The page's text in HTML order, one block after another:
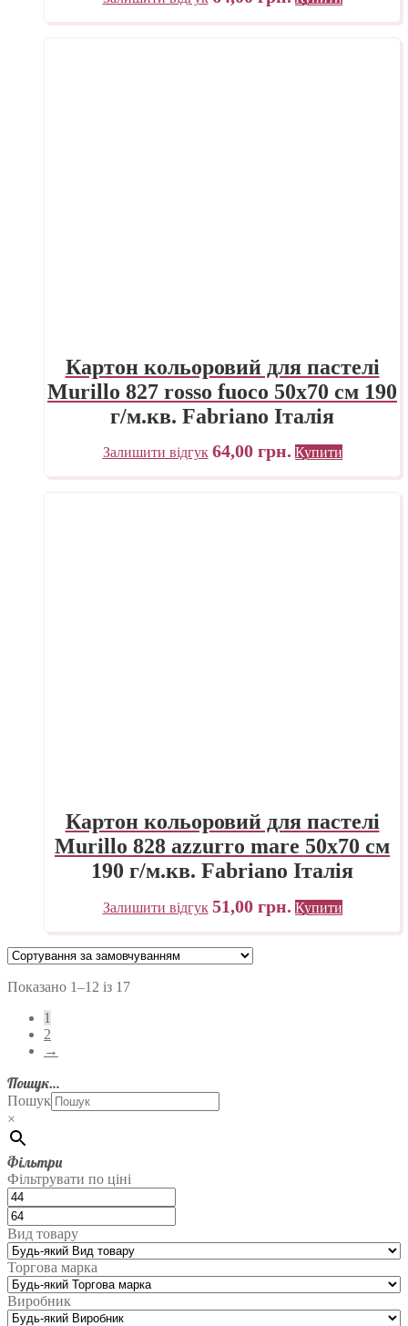
Картон кольоровий для пастелі
Murillo 827 rosso fuoco 50х70 см 190
г/м.кв. Fabriano Італія
Залишити відгук 64,00 грн. Купити
Картон кольоровий для пастелі
Murillo 828 azzurro mare 50х70 см
190 г/м.кв. Fabriano Італія
Залишити відгук 51,00 грн. Купити
Показано 1–12 із 17
1
2
→
Пошук…
Пошук
×
Фільтри
Фільтрувати по ціні
Вид товару
Торгова марка
Виробник